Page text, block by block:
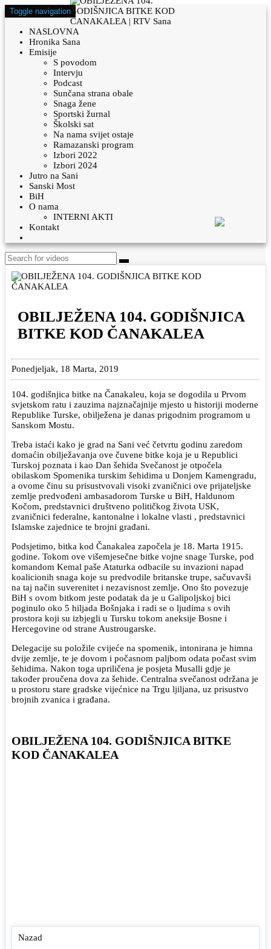
Toggle navigation
NASLOVNA
Hronika Sana
Emisije
S povodom
Intervju
Podcast
Sunčana strana obale
Snaga žene
Sportski žurnal
Školski sat
Na nama svijet ostaje
Ramazanski program
Izbori 2022
Izbori 2024
Jutro na Sani
Sanski Most
BiH
O nama
INTERNI AKTI
Kontakt
OBILJEŽENA 104. GODIŠNJICA
BITKE KOD ČANAKALEA
Ponedjeljak, 18 Marta, 2019
104. godišnjica bitke na Čanakaleu, koja se dogodila u Prvom
svjetskom ratu i zauzima najznačajnije mjesto u historiji moderne
Republike Turske, obilježena je danas prigodnim programom u
Sanskom Mostu.
Treba istaći kako je grad na Sani već četvrtu godinu zaredom
domaćin obilježavanja ove čuvene bitke koja je u Republici
Turskoj poznata i kao Dan šehida Svečanost je otpočela
obilaskom Spomenika turskim šehidima u Donjem Kamengradu,
a ovome činu su prisustvovali visoki zvaničnici ove prijateljske
zemlje predvođeni ambasadorom Turske u BiH, Haldunom
Kočom, predstavnici društveno političkog života USK,
zvaničnici federalne, kantonalne i lokalne vlasti , predstavnici
Islamske zajednice te brojni građani.
Podsjetimo, bitka kod Čanakalea započela je 18. Marta 1915.
godine. Tokom ove višemjesečne bitke vojne snage Turske, pod
komandom Kemal paše Ataturka odbacile su invazioni napad
koalicionih snaga koje su predvodile britanske trupe, sačuvavši
na taj način suverenitet i nezavisnost zemlje. Ono što povezuje
BiH s ovom bitkom jeste podatak da je u Galipoljskoj bici
poginulo oko 5 hiljada Bošnjaka i radi se o ljudima s ovih
prostora koji su izbjegli u Tursku tokom aneksije Bosne i
Hercegovine od strane Austrougarske.
Delegacije su položile cvijeće na spomenik, intonirana je himna
dvije zemlje, te je dovom i počasnom paljbom odata počast svim
šehidima. Nakon toga upriličena je posjeta Musalli gdje je
također proučena dova za šehide. Centralna svečanost održana je
u prostoru stare gradske vijećnice na Trgu ljiljana, uz prisustvo
brojnih zvanica i građana.
OBILJEŽENA 104. GODIŠNJICA BITKE
KOD ČANAKALEA
Nazad